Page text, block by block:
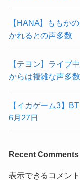
【HANA】ももか
かれるとの声多数
【テヨン】ライブ
からは複雑な声多数
【イカゲーム3】
6月27日
Recent Comments
表示できるコメン